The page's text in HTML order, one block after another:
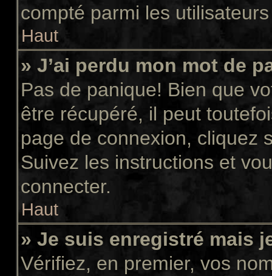
compté parmi les
Haut
» J’ai perdu mon mot de
Pas de panique! Bien que
être récupéré, il peut
page de connexion, cliquez
Suivez les instructions et
connecter.
Haut
» Je suis enregistré mais
Vérifiez, en premier, vos